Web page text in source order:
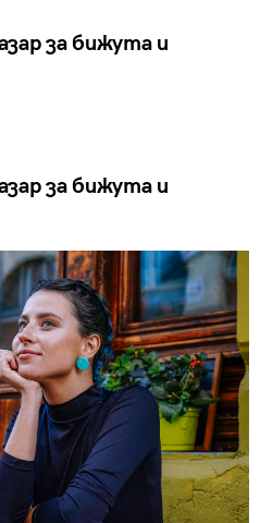
за бижута и
за бижута и